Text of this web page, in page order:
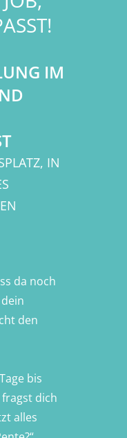
IM
IN
da noch
den
bis
dich
alles